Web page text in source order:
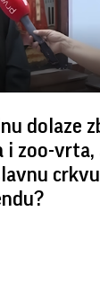
dolaze
i zoo-vrta,